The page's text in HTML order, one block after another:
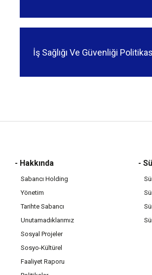
İş Sağlığı Ve Güvenliği
- Hakkında
Sabancı Holding
Yönetim
Tarihte Sabancı
Unutamadıklarımız
Sosyal Projeler
Sosyo-Kültürel
Faaliyet Raporu
-